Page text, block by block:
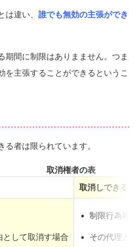
は違い、 誰でも無効の主張ができ
期間に制限はありまません。つま
を主張することができるというこ
る者は限られています。
取消権者の表
取消しできる
して取消す場合
制限行為能
その代理人